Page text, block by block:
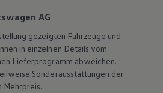
AG
gezeigten Fahrzeuge und
in einzelnen Details vom
Lieferprogramm abweichen.
Sonderausstattungen der
Mehrpreis.